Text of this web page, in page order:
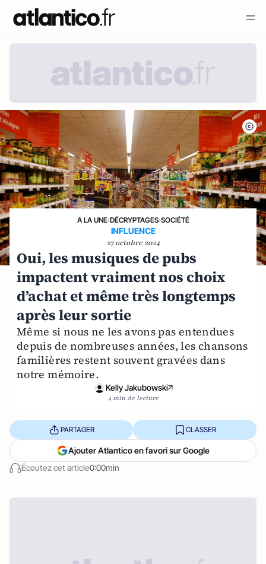
A LA UNE›DÉCRYPTAGES›SOCIÉTÉ
INFLUENCE
27 octobre 2024
Oui, les musiques de pubs
impactent vraiment nos choix
d’achat et même très longtemps
après leur sortie
Même si nous ne les avons pas entendues
depuis de nombreuses années, les chansons
familières restent souvent gravées dans
notre mémoire.
Kelly Jakubowski
4 min de lecture
Écoutez cet article0:00min
PARTAGER CLASSER
Ajouter Atlantico en favori sur Google